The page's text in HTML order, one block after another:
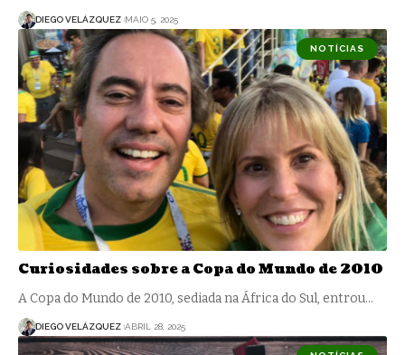
DIEGO VELÁZQUEZ MAIO 5, 2025
NOTÍCIAS
Curiosidades sobre a Copa do Mundo de 2010
A Copa do Mundo de 2010, sediada na África do Sul, entrou…
DIEGO VELÁZQUEZ ABRIL 28, 2025